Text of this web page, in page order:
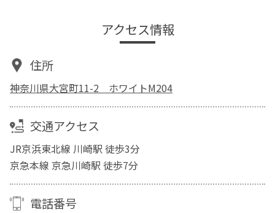
アクセス情報
住所
神奈川県大宮町11-2 ホワイトM204
交通アクセス
JR京浜東北線 川崎駅 徒歩3分
京急本線 京急川崎駅 徒歩7分
電話番号